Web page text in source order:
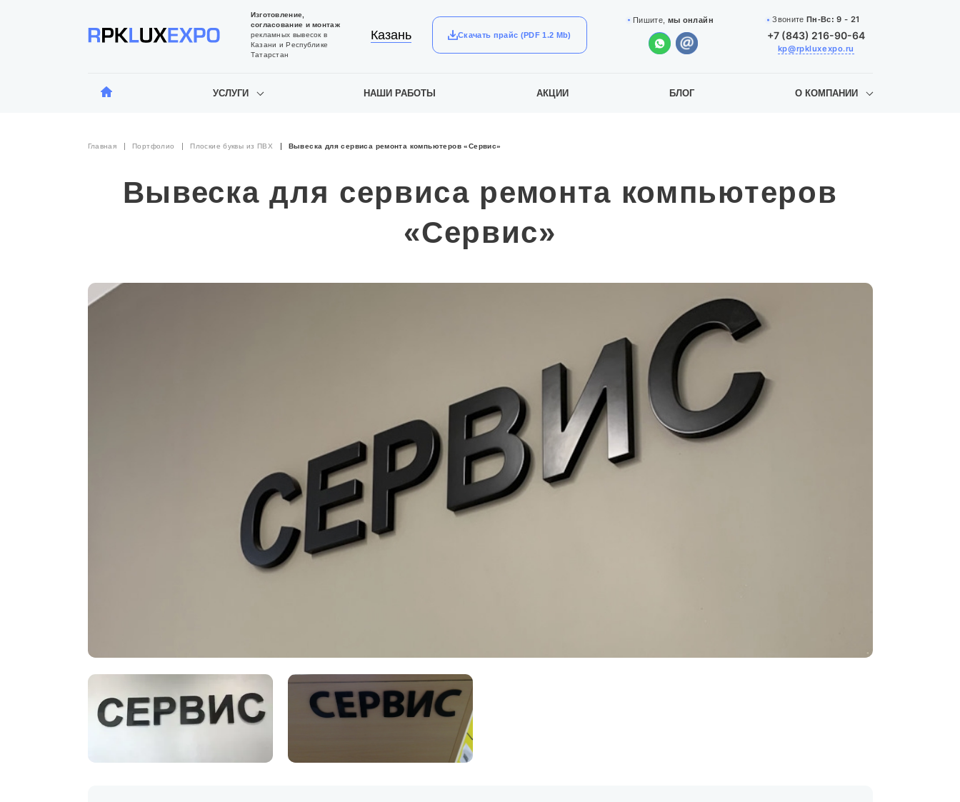
Изготовление,
согласование и монтаж
рекламных вывесок в
Казани и Республике
Татарстан
Казань Скачать прайс (PDF 1.2 Mb)
Пишите, мы онлайн Звоните Пн-Вс:9 - 21
+7 (843) 216-90-64
kp@rpkluxexpo.ru
УСЛУГИ НАШИ РАБОТЫ АКЦИИ БЛОГ О КОМПАНИИ
Главная Портфолио Плоские буквы из ПВХ Вывеска для сервиса ремонта компьютеров «Сервис»
Вывеска для сервиса ремонта компьютеров
«Сервис»